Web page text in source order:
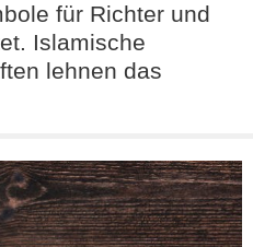
für Richter und
Islamische
lehnen das